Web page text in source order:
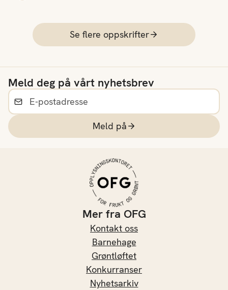
Se flere oppskrifter
Meld deg på vårt nyhetsbrev
Meld på
Mer fra OFG
Kontakt oss
Barnehage
Grøntløftet
Konkurranser
Nyhetsarkiv